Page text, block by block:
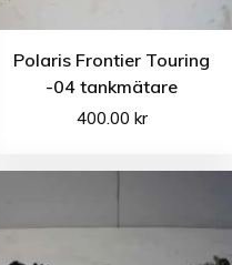
Polaris Frontier Touring
-04 tankmätare
400.00 kr